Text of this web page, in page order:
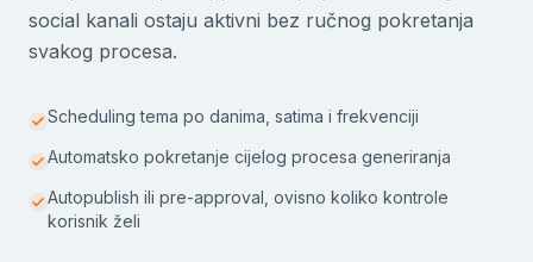
social kanali ostaju aktivni bez ručnog pokretanja
svakog procesa.
Scheduling tema po danima, satima i frekvenciji
Automatsko pokretanje cijelog procesa generiranja
Autopublish ili pre-approval, ovisno koliko kontrole
korisnik želi